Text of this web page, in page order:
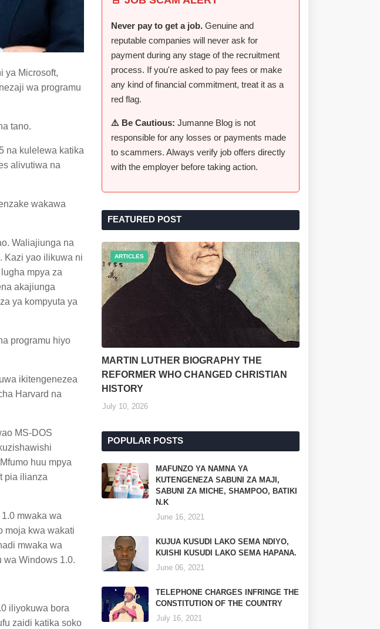
ya Microsoft,
wa programu
tano.
na kulelewa katika
alivutiwa na
wakawa
Waliajiunga na
Kazi yao ilikuwa ni
mpya za
akajiunga
ya kompyuta ya
programu hiyo
ikitengenezea
Harvard na
MS-DOS
huu mpya
pia ilianza
mwaka wa
moja kwa wakati
mwaka wa
wa Windows 1.0.
iliyokuwa bora
zaidi katika soko
Never pay to get a job. Genuine and
reputable companies will never ask for
payment during any stage of the recruitment
process. If you're asked to pay fees or make
any kind of financial commitment, treat it as a
red flag.
⚠️ Be Cautious: Jumanne Blog is not
responsible for any losses or payments made
to scammers. Always verify job offers directly
with the employer before taking action.
FEATURED POST
ARTICLES
MARTIN LUTHER BIOGRAPHY THE
REFORMER WHO CHANGED CHRISTIAN
HISTORY
July 10, 2026
POPULAR POSTS
MAFUNZO YA NAMNA YA
KUTENGENEZA SABUNI ZA MAJI,
SABUNI ZA MICHE, SHAMPOO, BATIKI
N.K
June 16, 2021
KUJUA KUSUDI LAKO SEMA NDIYO,
KUISHI KUSUDI LAKO SEMA HAPANA.
June 06, 2021
TELEPHONE CHARGES INFRINGE THE
CONSTITUTION OF THE COUNTRY
July 16, 2021